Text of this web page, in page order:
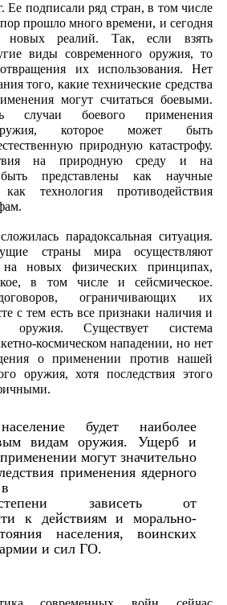
Ее подписали ряд стран, в том числе
прошло много времени, и сегодня
новых реалий. Так, если взять
виды современного оружия, то
их использования. Нет
того, какие технические средства
могут считаться боевыми.
случаи боевого применения
оружия, которое может быть
природную катастрофу.
на природную среду и на
представлены как научные
технология противодействия
парадоксальная ситуация.
страны мира осуществляют
на новых физических принципах,
в том числе и сейсмическое.
ограничивающих их
с тем есть все признаки наличия и
оружия. Существует система
космическом нападении, но нет
о применении против нашей
оружия, хотя последствия этого
будет наиболее
видам оружия. Ущерб и
могут значительно
применения ядерного
зависеть от
к действиям и морально-
населения, воинских
и сил ГО.